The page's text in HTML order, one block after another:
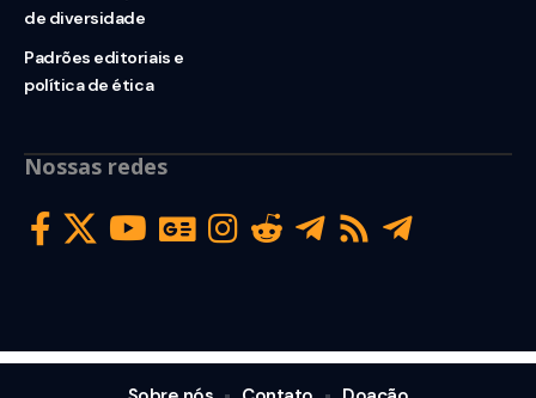
de diversidade
Padrões editoriais e
política de ética
Nossas redes